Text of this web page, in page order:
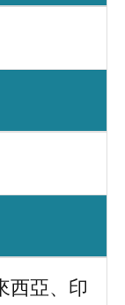
西亞、印